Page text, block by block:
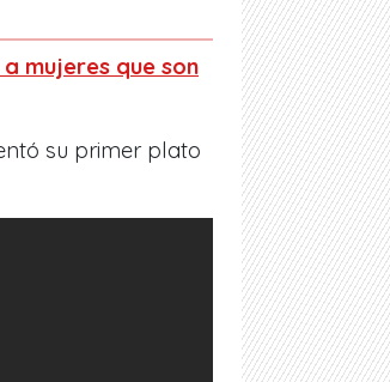
mujeres que son
su primer plato